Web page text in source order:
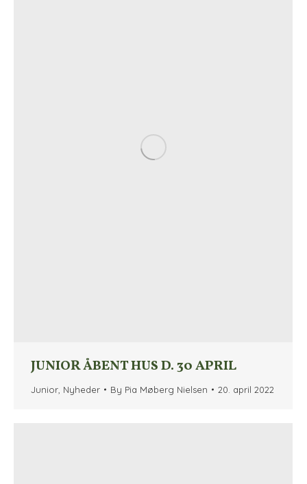
JUNIOR ÅBENT HUS D. 30 APRIL
Junior Nyheder By Pia Møberg Nielsen 20. april 2022